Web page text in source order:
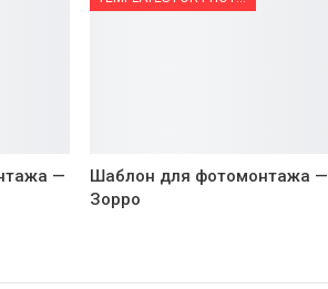
—
Шаблон для фотомонтажа —
Зорро